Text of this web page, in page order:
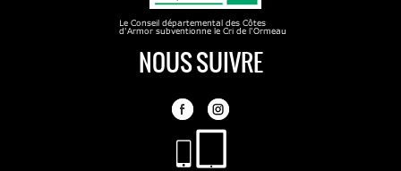
NOUS SUIVRE